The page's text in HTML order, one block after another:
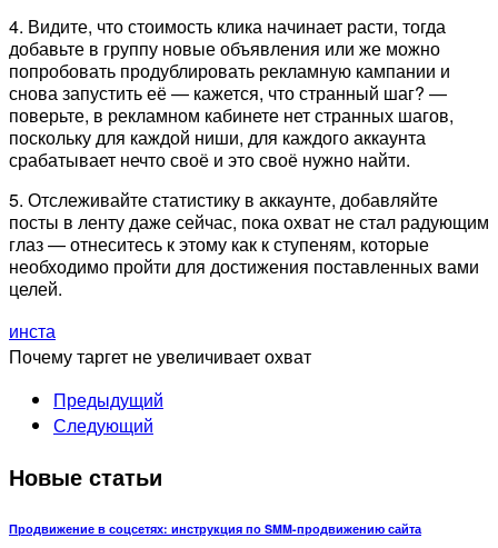
4. Видите, что стоимость клика начинает расти, тогда
добавьте в группу новые объявления или же можно
попробовать продублировать рекламную кампании и
снова запустить её — кажется, что странный шаг? —
поверьте, в рекламном кабинете нет странных шагов,
поскольку для каждой ниши, для каждого аккаунта
срабатывает нечто своё и это своё нужно найти.
5. Отслеживайте статистику в аккаунте, добавляйте
посты в ленту даже сейчас, пока охват не стал радующим
глаз — отнеситесь к этому как к ступеням, которые
необходимо пройти для достижения поставленных вами
целей.
инста
Почему таргет не увеличивает охват
Предыдущий
Следующий
Новые статьи
Продвижение в соцсетях: инструкция по SMM-продвижению сайта